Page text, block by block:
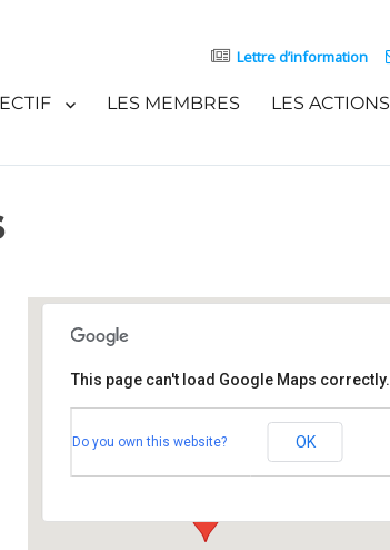
Lettre d’information
LES MEMBRES LES ACTIONS
de Marmoutier - Marmoutier
This page can't load Google Maps correctly.
Do you own this website? OK